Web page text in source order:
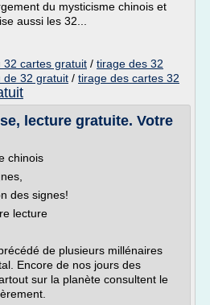
du mysticisme chinois et
aussi les 32...
32 cartes gratuit / tirage des 32
de 32 gratuit / tirage des cartes 32
lecture gratuite. Votre
chinois
des signes!
lecture
de plusieurs millénaires
Encore de nos jours des
sur la planète consultent le